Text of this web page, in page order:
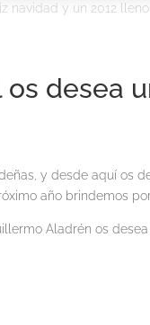
navidad y un 2012
desea
y desde aquí os
año brindemos
Aladrén os